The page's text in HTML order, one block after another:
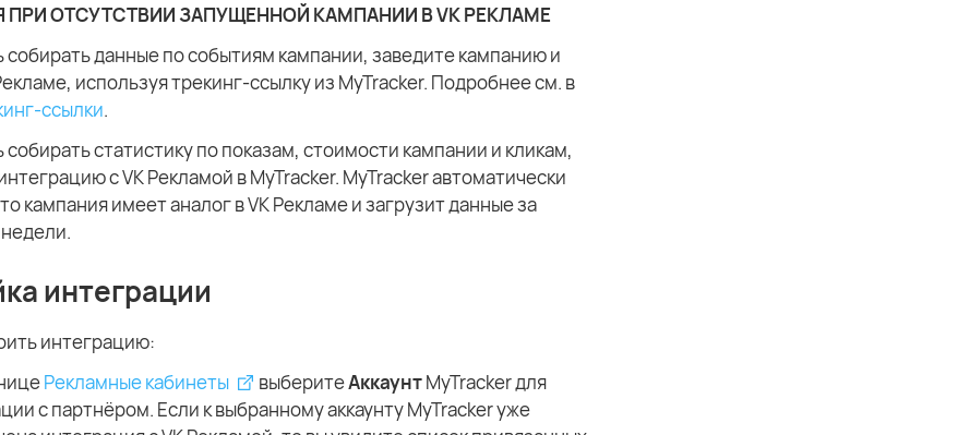
ПРИ ОТСУТСТВИИ ЗАПУЩЕННОЙ КАМПАНИИ В VK РЕКЛАМЕ
собирать данные по событиям кампании, заведите кампанию и
используя трекинг-ссылку из MyTracker. Подробнее см. в
ссылки.
собирать статистику по показам, стоимости кампании и кликам,
с VK Рекламой в MyTracker. MyTracker автоматически
кампания имеет аналог в VK Рекламе и загрузит данные за
интеграции
интеграцию:
Рекламные кабинеты выберитеАккаунтMyTracker для
с партнёром. Если к выбранному аккаунту MyTracker уже